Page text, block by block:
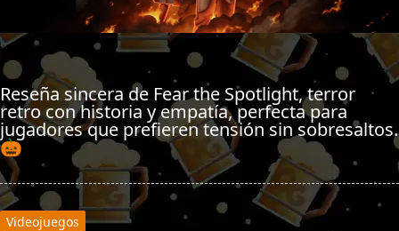
Reseña sincera de Fear the Spotlight, terror
retro con historia y empatía, perfecta para
jugadores que prefieren tensión sin sobresaltos.
🎃
Videojuegos